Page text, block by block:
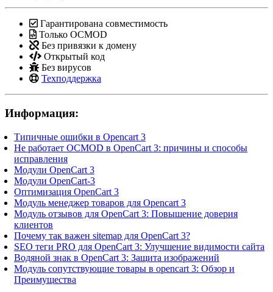
Гарантирована совместимость
Только OCMOD
Без привязки к домену
Открытый код
Без вирусов
Техподдержка
Информация:
Типичные ошибки в Opencart 3
Не работает OCMOD в OpenCart 3: причины и способы
исправления
Модули OpenCart 3
Модули OpenCart-3
Оптимизация OpenCart 3
Модуль менеджер товаров для Opencart 3
Модуль отзывов для OpenCart 3: Повышение доверия
клиентов
Почему так важен sitemap для OpenCart 3?
SEO теги PRO для OpenCart 3: Улучшение видимости сайта
Водяной знак в OpenCart 3: Защита изображений
Модуль сопутствующие товары в opencart 3: Обзор и
Преимущества